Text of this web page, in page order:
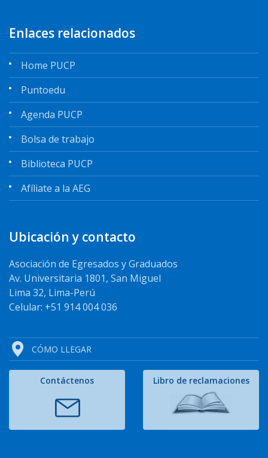
Enlaces relacionados
Home PUCP
Puntoedu
Agenda PUCP
Bolsa de trabajo
Biblioteca PUCP
Afíliate a la AEG
Ubicación y contacto
Asociación de Egresados y Graduados
Av. Universitaria 1801, San Miguel
Lima 32, Lima-Perú
Celular: +51 914 004 036
CÓMO LLEGAR
Contáctenos Libro de reclamaciones